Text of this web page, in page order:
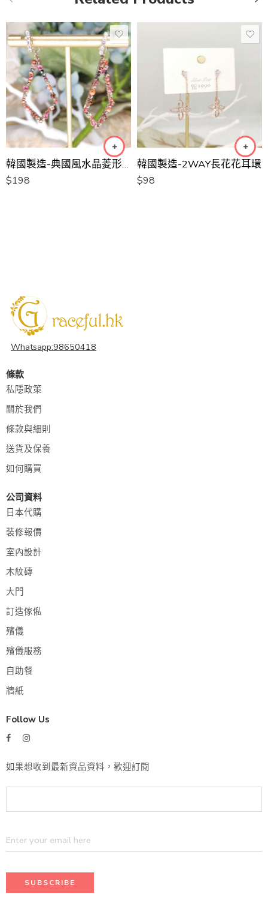
韓國製造-典國風水晶菱形長耳環[韓國手工耳環]
$198
韓國製造-2WAY長花花耳環
$98
Whatsapp:98650418
條款
私隱政策
關於我們
條款與細則
送貨及保養
如何購買
公司資料
日本代購
裝修報價
室內設計
木紋磚
大門
訂造傢俬
殯儀
殯儀服務
自助餐
牆紙
Follow Us
如果想收到最新資品資料，歡迎訂閱